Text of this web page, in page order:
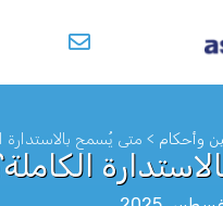
وأحكام > متى يُسمح بالاستدارة